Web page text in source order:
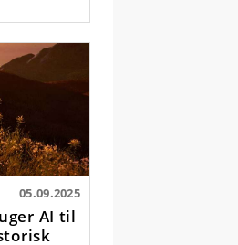
05.09.2025
AI til